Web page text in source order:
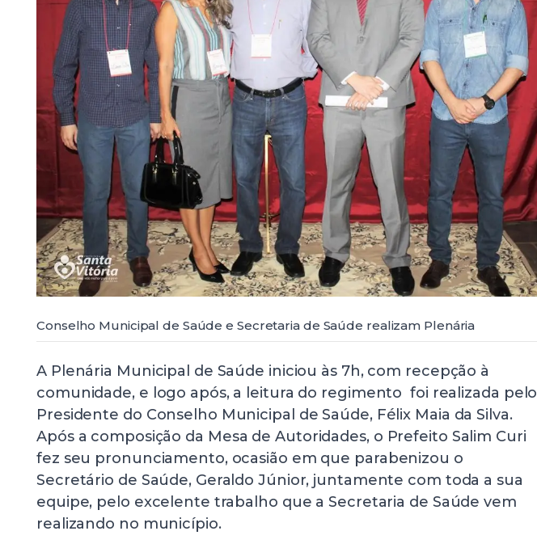
Conselho Municipal de Saúde e Secretaria de Saúde realizam Plenária
A Plenária Municipal de Saúde iniciou às 7h, com recepção à
comunidade, e logo após, a leitura do regimento foi realizada pelo
Presidente do Conselho Municipal de Saúde, Félix Maia da Silva.
Após a composição da Mesa de Autoridades, o Prefeito Salim Curi
fez seu pronunciamento, ocasião em que parabenizou o
Secretário de Saúde, Geraldo Júnior, juntamente com toda a sua
equipe, pelo excelente trabalho que a Secretaria de Saúde vem
realizando no município.